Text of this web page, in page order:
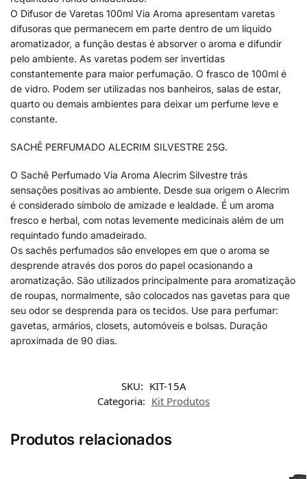
O Difusor de Varetas 100ml Via Aroma apresentam varetas
difusoras que permanecem em parte dentro de um líquido
aromatizador, a função destas é absorver o aroma e difundir
pelo ambiente. As varetas podem ser invertidas
constantemente para maior perfumação. O frasco de 100ml é
de vidro. Podem ser utilizadas nos banheiros, salas de estar,
quarto ou demais ambientes para deixar um perfume leve e
constante.
SACHÊ PERFUMADO ALECRIM SILVESTRE 25G.
O Sachê Perfumado Via Aroma Alecrim Silvestre trás
sensações positivas ao ambiente. Desde sua origem o Alecrim
é considerado símbolo de amizade e lealdade. É um aroma
fresco e herbal, com notas levemente medicinais além de um
requintado fundo amadeirado.
Os sachês perfumados são envelopes em que o aroma se
desprende através dos poros do papel ocasionando a
aromatização. São utilizados principalmente para aromatização
de roupas, normalmente, são colocados nas gavetas para que
seu odor se desprenda para os tecidos. Use para perfumar:
gavetas, armários, closets, automóveis e bolsas. Duração
aproximada de 90 dias.
SKU: KIT-15A
Categoria: Kit Produtos
Produtos relacionados